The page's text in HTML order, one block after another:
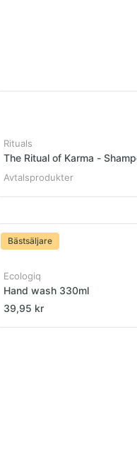
Rituals
The Ritual of Karma -
Avtalsprodukter
Bästsäljare
Ecologiq
Hand wash 330ml
39,95 kr